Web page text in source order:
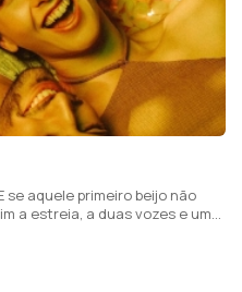
aquele primeiro beijo não
a estreia, a duas vozes e uma